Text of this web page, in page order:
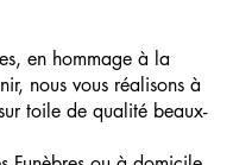
en hommage à la
nous vous réalisons à
toile de qualité beaux-